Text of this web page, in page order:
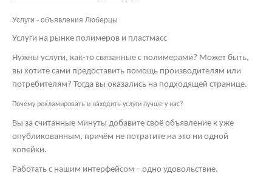
Применить
Услуги - объявления Люберцы
Услуги на рынке полимеров и пластмасс
Нужны услуги, как-то связанные с полимерами? Может быть,
вы хотите сами предоставить помощь производителям или
потребителям? Тогда вы оказались на подходящей странице.
Почему рекламировать и находить услуги лучше у нас?
Вы за считанные минуты добавите своё объявление к уже
опубликованным, причём не потратите на это ни одной
копейки.
Работать с нашим интерфейсом – одно удовольствие.